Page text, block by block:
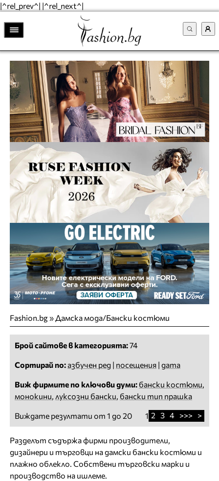
|^rel_prev^| |^rel_next^|
Fashion.bg»Дамска мода/Бански костюми
Брой сайтове в категорията:74
Сортирай по: азбучен ред | посещения | дата
Виж фирмите по ключови думи: бански костюми,
монокини, луксозни бански, бански тип прашка
Виждате резултати от 1 до 20 1 2 3 4 >>> >
Разделът съдържа фирми производители,
дизайнери и търговци на дамски бански костюми и
плажно облекло. Собствени търговски марки и
производство на ишлеме.